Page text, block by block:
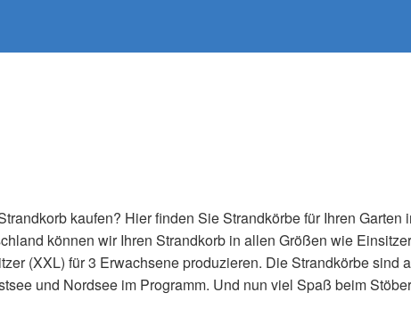
kaufen? Hier finden Sie Strandkörbe für Ihren
können wir Ihren Strandkorb in allen Größen wie
(XXL) für 3 Erwachsene produzieren. Die Strandkörbe
und Nordsee im Programm. Und nun viel Spaß beim